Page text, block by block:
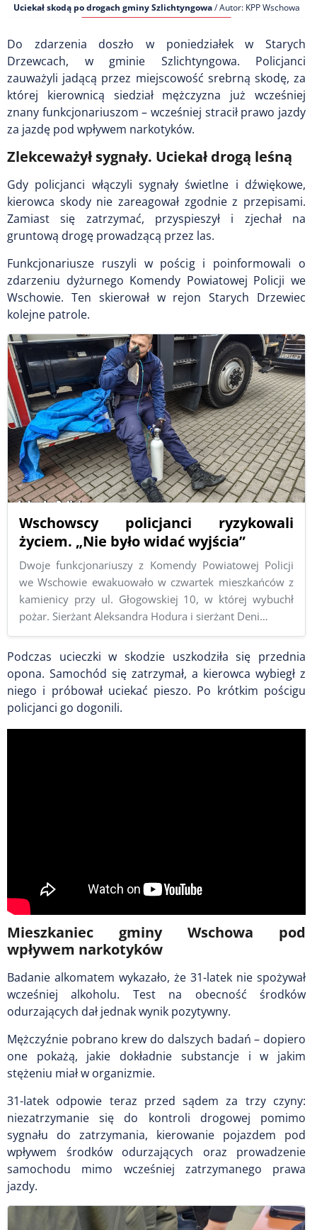
Uciekał skodą po drogach gminy Szlichtyngowa / Autor: KPP Wschowa
Do zdarzenia doszło w poniedziałek w Starych
Drzewcach, w gminie Szlichtyngowa. Policjanci
zauważyli jadącą przez miejscowość srebrną skodę, za
której kierownicą siedział mężczyzna już wcześniej
znany funkcjonariuszom – wcześniej stracił prawo jazdy
za jazdę pod wpływem narkotyków.
Zlekceważył sygnały. Uciekał drogą leśną
Gdy policjanci włączyli sygnały świetlne i dźwiękowe,
kierowca skody nie zareagował zgodnie z przepisami.
Zamiast się zatrzymać, przyspieszył i zjechał na
gruntową drogę prowadzącą przez las.
Funkcjonariusze ruszyli w pościg i poinformowali o
zdarzeniu dyżurnego Komendy Powiatowej Policji we
Wschowie. Ten skierował w rejon Starych Drzewiec
kolejne patrole.
Wschowscy policjanci ryzykowali
życiem. „Nie było widać wyjścia”
Dwoje funkcjonariuszy z Komendy Powiatowej Policji
we Wschowie ewakuowało w czwartek mieszkańców z
kamienicy przy ul. Głogowskiej 10, w której wybuchł
pożar. Sierżant Aleksandra Hodura i sierżant Deni…
Podczas ucieczki w skodzie uszkodziła się przednia
opona. Samochód się zatrzymał, a kierowca wybiegł z
niego i próbował uciekać pieszo. Po krótkim pościgu
policjanci go dogonili.
Mieszkaniec gminy Wschowa pod
wpływem narkotyków
Badanie alkomatem wykazało, że 31-latek nie spożywał
wcześniej alkoholu. Test na obecność środków
odurzających dał jednak wynik pozytywny.
Mężczyźnie pobrano krew do dalszych badań – dopiero
one pokażą, jakie dokładnie substancje i w jakim
stężeniu miał w organizmie.
31-latek odpowie teraz przed sądem za trzy czyny:
niezatrzymanie się do kontroli drogowej pomimo
sygnału do zatrzymania, kierowanie pojazdem pod
wpływem środków odurzających oraz prowadzenie
samochodu mimo wcześniej zatrzymanego prawa
jazdy.